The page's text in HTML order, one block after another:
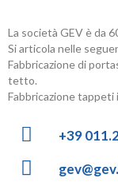
La società GEV è da
Si articola nelle
Fabbricazione di
tetto.
Fabbricazione tappeti
+39